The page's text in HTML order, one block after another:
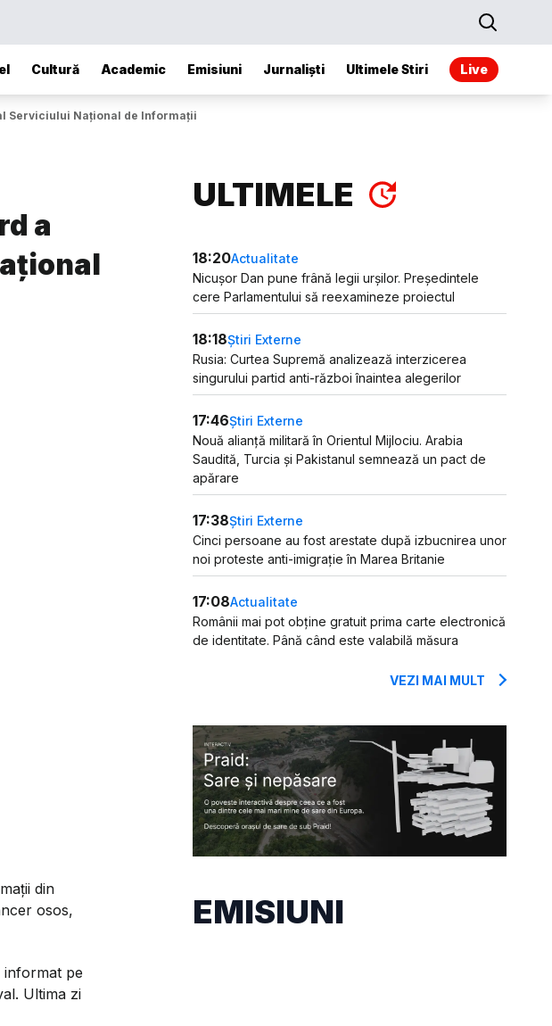
Cultură Academic Emisiuni Jurnaliști Ultimele Stiri Live
Serviciului Național de Informații
a
din
osos,
informat pe
Ultima zi
ULTIMELE
18:20Actualitate
Nicușor Dan pune frână legii urșilor. Președintele
cere Parlamentului să reexamineze proiectul
18:18Știri Externe
Rusia: Curtea Supremă analizează interzicerea
singurului partid anti-război înaintea alegerilor
17:46Știri Externe
Nouă alianță militară în Orientul Mijlociu. Arabia
Saudită, Turcia și Pakistanul semnează un pact de
apărare
17:38Știri Externe
Cinci persoane au fost arestate după izbucnirea unor
noi proteste anti-imigrație în Marea Britanie
17:08Actualitate
Românii mai pot obține gratuit prima carte electronică
de identitate. Până când este valabilă măsura
VEZI MAI MULT
EMISIUNI